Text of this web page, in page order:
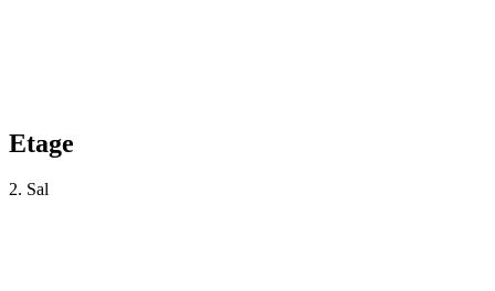
Etage
2. Sal